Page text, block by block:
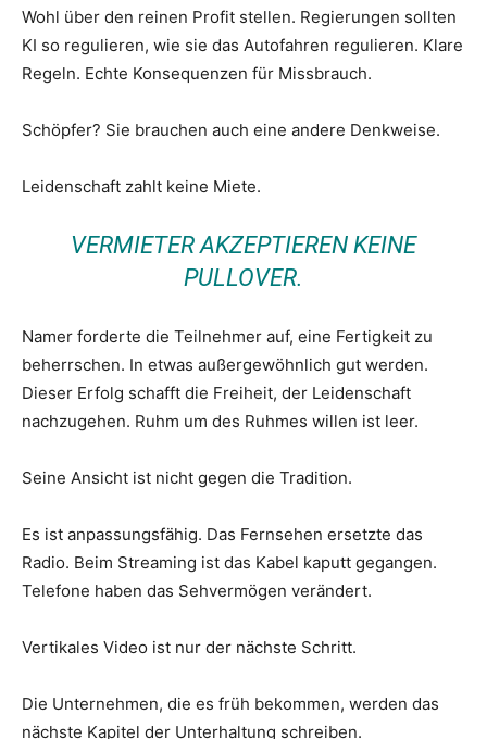
Wohl über den reinen Profit stellen. Regierungen sollten
KI so regulieren, wie sie das Autofahren regulieren. Klare
Regeln. Echte Konsequenzen für Missbrauch.
Schöpfer? Sie brauchen auch eine andere Denkweise.
Leidenschaft zahlt keine Miete.
VERMIETER AKZEPTIEREN KEINE
PULLOVER.
Namer forderte die Teilnehmer auf, eine Fertigkeit zu
beherrschen. In etwas außergewöhnlich gut werden.
Dieser Erfolg schafft die Freiheit, der Leidenschaft
nachzugehen. Ruhm um des Ruhmes willen ist leer.
Seine Ansicht ist nicht gegen die Tradition.
Es ist anpassungsfähig. Das Fernsehen ersetzte das
Radio. Beim Streaming ist das Kabel kaputt gegangen.
Telefone haben das Sehvermögen verändert.
Vertikales Video ist nur der nächste Schritt.
Die Unternehmen, die es früh bekommen, werden das
nächste Kapitel der Unterhaltung schreiben.